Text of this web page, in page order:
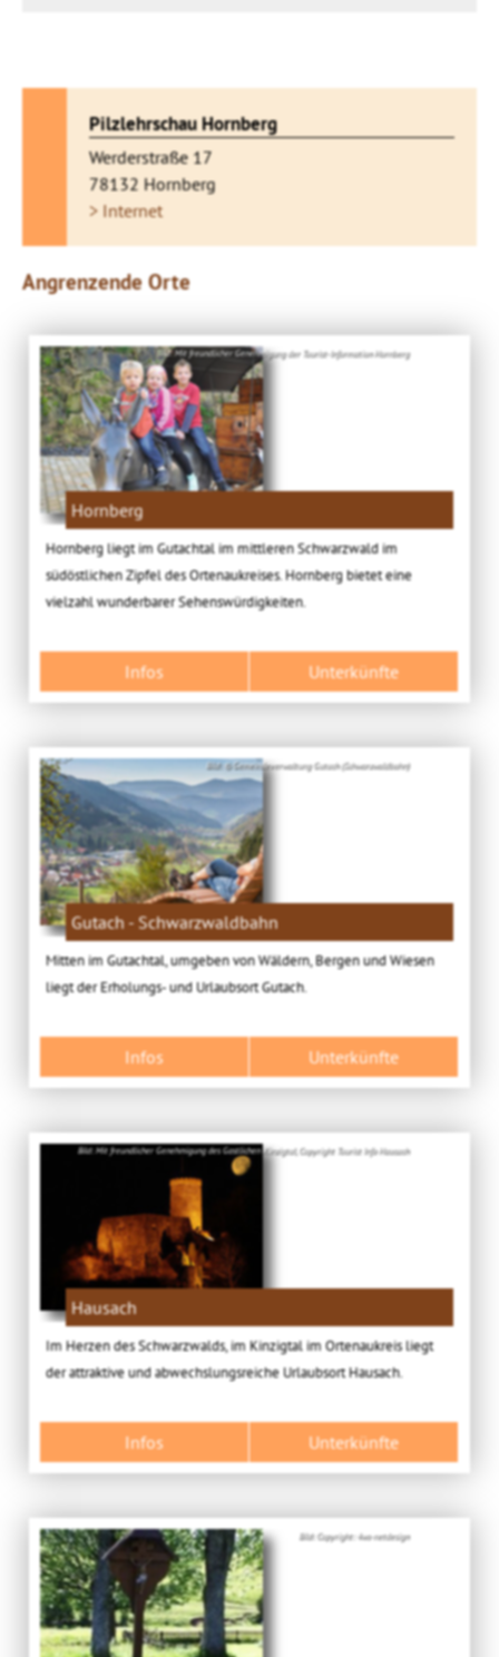
Pilzlehrschau Hornberg
Werderstraße 17
78132 Hornberg
> Internet
Angrenzende Orte
Bild: Mit freundlicher Genehmigung der Tourist-Information Hornberg
Hornberg
Hornberg liegt im Gutachtal im mittleren Schwarzwald im
südöstlichen Zipfel des Ortenaukreises. Hornberg bietet eine
vielzahl wunderbarer Sehenswürdigkeiten.
Infos Unterkünfte
Bild: © Gemeindeverwaltung Gutach (Schwarzwaldbahn)
Gutach - Schwarzwaldbahn
Mitten im Gutachtal, umgeben von Wäldern, Bergen und Wiesen
liegt der Erholungs- und Urlaubsort Gutach.
Infos Unterkünfte
Bild: Mit freundlicher Genehmigung des Gastlichen Kinzigtal, Copyright Tourist Info Hausach
Hausach
Im Herzen des Schwarzwalds, im Kinzigtal im Ortenaukreis liegt
der attraktive und abwechslungsreiche Urlaubsort Hausach.
Infos Unterkünfte
Bild: Copyright: 4ws-netdesign